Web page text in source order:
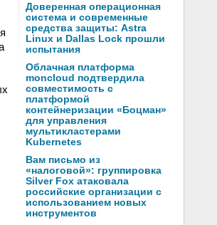
Доверенная операционная
система и современные
средства защиты: Astra
Linux и Dallas Lock прошли
испытания
Облачная платформа
moncloud подтвердила
совместимость с
платформой
контейнеризации «Боцман»
для управления
мультикластерами
Kubernetes
Вам письмо из
«налоговой»: группировка
Silver Fox атаковала
российские организации с
использованием новых
инструментов